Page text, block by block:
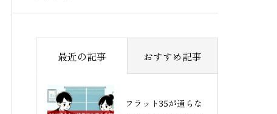
最近の記事 おすすめ記事
フラット35が通らな